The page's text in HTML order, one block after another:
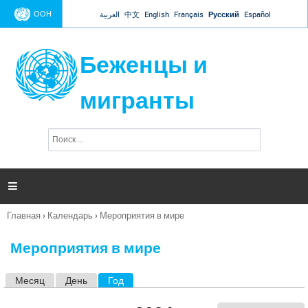
Jump to navigation
ООН العربية 中文 English Français Русский Español
Беженцы и
мигранты
п
и

Вы
Главная › Календарь › Мероприятия в мире
Мероприятия в мире
Месяц День Год